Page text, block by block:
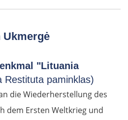
Ukmergė
"Lituania
Restituta paminklas)
die Wiederherstellung des
dem Ersten Weltkrieg und